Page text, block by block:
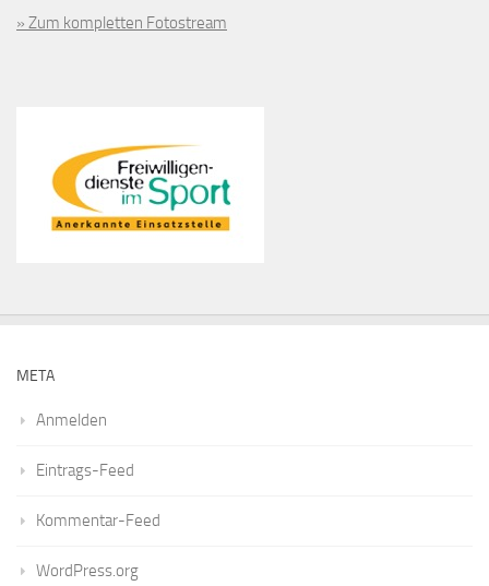
» Zum kompletten Fotostream
META
Anmelden
Eintrags-Feed
Kommentar-Feed
WordPress.org